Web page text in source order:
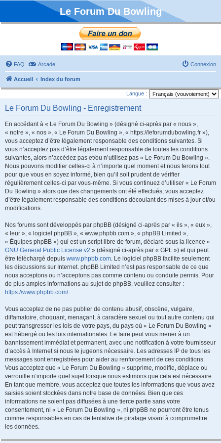
Le Forum Du Bowling
FAQ Arcade Connexion
Accueil Index du forum
Langue :
Le Forum Du Bowling - Enregistrement
En accédant à « Le Forum Du Bowling » (désigné ci-après par « nous »,
« notre », « nos », « Le Forum Du Bowling », « https://leforumdubowling.fr »),
vous acceptez d’être légalement responsable des conditions suivantes. Si
vous n’acceptez pas d’être légalement responsable de toutes les conditions
suivantes, alors n’accédez pas et/ou n’utilisez pas « Le Forum Du Bowling ».
Nous pouvons modifier celles-ci à n’importe quel moment et nous ferons tout
pour que vous en soyez informé, bien qu’il soit prudent de vérifier
régulièrement celles-ci par vous-même. Si vous continuez d’utiliser « Le Forum
Du Bowling » alors que des changements ont été effectués, vous acceptez
d’être légalement responsable des conditions découlant des mises à jour et/ou
modifications.
Nos forums sont développés par phpBB (désigné ci-après par « ils », « eux »,
« leur », « logiciel phpBB », « www.phpbb.com », « phpBB Limited »,
« Équipes phpBB ») qui est un script libre de forum, déclaré sous la licence «
GNU General Public License v2 » (désigné ci-après par « GPL ») et qui peut
être téléchargé depuis www.phpbb.com. Le logiciel phpBB facilite seulement
les discussions sur Internet. phpBB Limited n’est pas responsable de ce que
nous acceptons ou n’acceptons pas comme contenu ou conduite permis. Pour
de plus amples informations au sujet de phpBB, veuillez consulter :
https://www.phpbb.com/.
Vous acceptez de ne pas publier de contenu abusif, obscène, vulgaire,
diffamatoire, choquant, menaçant, à caractère sexuel ou tout autre contenu qui
peut transgresser les lois de votre pays, du pays où « Le Forum Du Bowling »
est hébergé ou les lois internationales. Le faire peut vous mener à un
bannissement immédiat et permanent, avec une notification à votre fournisseur
d’accès à Internet si nous le jugeons nécessaire. Les adresses IP de tous les
messages sont enregistrées pour aider au renforcement de ces conditions.
Vous acceptez que « Le Forum Du Bowling » supprime, modifie, déplace ou
verrouille n’importe quel sujet lorsque nous estimons que cela est nécessaire.
En tant que membre, vous acceptez que toutes les informations que vous avez
saisies soient stockées dans notre base de données. Bien que ces
informations ne soient pas diffusées à une tierce partie sans votre
consentement, ni « Le Forum Du Bowling », ni phpBB ne pourront être tenus
comme responsables en cas de tentative de piratage visant à compromettre
les données.